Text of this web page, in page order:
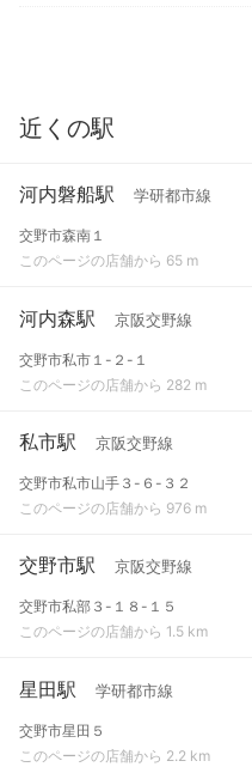
近くの駅
河内磐船駅 学研都市線
交野市森南１
このページの店舗から 65 m
河内森駅 京阪交野線
交野市私市１-２-１
このページの店舗から 282 m
私市駅 京阪交野線
交野市私市山手３-６-３２
このページの店舗から 976 m
交野市駅 京阪交野線
交野市私部３-１８-１５
このページの店舗から 1.5 km
星田駅 学研都市線
交野市星田５
このページの店舗から 2.2 km